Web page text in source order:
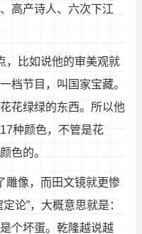
高产诗人、六次下江
，比如说他的审美观就
档节目，叫国家宝藏。
花绿绿的东西。所以他
种颜色，不管是花
色的。
雕像，而田文镜就更惨
论”，大概意思就是：
个坏蛋。乾隆越说越